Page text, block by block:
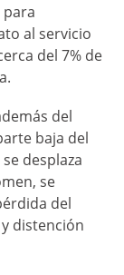
al servicio
del 7% de
del
baja del
desplaza
se
del
distención